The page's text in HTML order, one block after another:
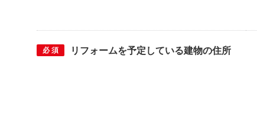
必 須 リフォームを予定している建物の住所